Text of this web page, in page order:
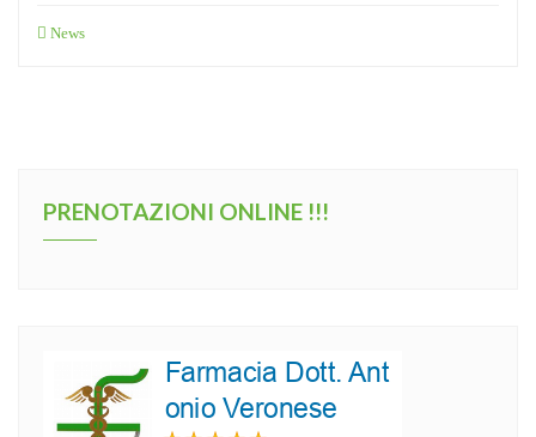
News
PRENOTAZIONI ONLINE !!!